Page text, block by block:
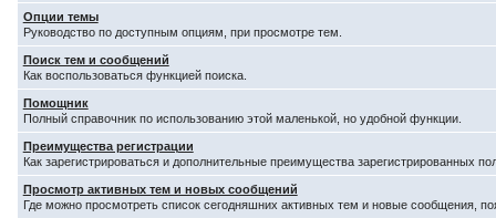
Опции темы
Руководство по доступным опциям, при просмотре тем.
Поиск тем и сообщений
Как воспользоваться функцией поиска.
Помощник
Полный справочник по использованию этой маленькой, но удобной функции.
Преимущества регистрации
Как зарегистрироваться и дополнительные преимущества зарегистрированных
Просмотр активных тем и новых сообщений
Где можно просмотреть список сегодняшних активных тем и новые сообщения,